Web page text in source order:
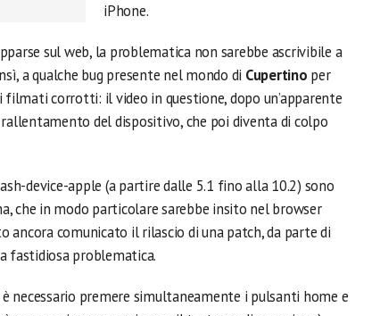
iPhone.
sul web, la problematica non sarebbe ascrivibile a
a qualche bug presente nel mondo di Cupertino per
filmati corrotti: il video in questione, dopo un’apparente
del dispositivo, che poi diventa di colpo
device-apple (a partire dalle 5.1 fino alla 10.2) sono
che in modo particolare sarebbe insito nel browser
ancora comunicato il rilascio di una patch, da parte di
fastidiosa problematica.
è necessario premere simultaneamente i pulsanti home e